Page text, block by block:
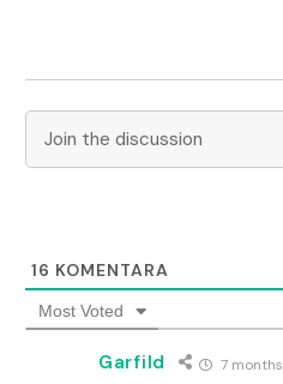
16 KOMENTARA
Most Voted
Garfild 7